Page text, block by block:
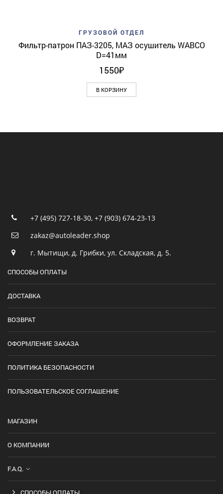
ГРУЗОВОЙ ОТДЕЛ
Фильтр-патрон ПАЗ-3205, МАЗ осушитель WABCO
D=41мм
1550₽
В КОРЗИНУ
+7 (495) 727-18-30, +7 (903) 674-23-13
zakaz@autoleader.shop
г. Мытищи, д. Грибки, ул. Складская, д. 5.
СПОСОБЫ ОПЛАТЫ
ДОСТАВКА
ВОЗВРАТ
ОФОРМЛЕНИЕ ЗАКАЗА
ПОЛИТИКА БЕЗОПАСНОСТИ
ПОЛЬЗОВАТЕЛЬСКОЕ СОГЛАШЕНИЕ
МАГАЗИН
О КОМПАНИИ
F.A.Q.